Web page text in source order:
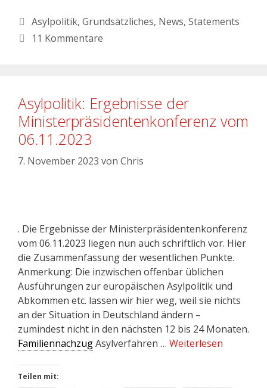
Asylpolitik, Grundsätzliches, News, Statements
11 Kommentare
Asylpolitik: Ergebnisse der
Ministerpräsidentenkonferenz vom
06.11.2023
7. November 2023 von Chris
. Die Ergebnisse der Ministerpräsidentenkonferenz
vom 06.11.2023 liegen nun auch schriftlich vor. Hier
die Zusammenfassung der wesentlichen Punkte.
Anmerkung: Die inzwischen offenbar üblichen
Ausführungen zur europäischen Asylpolitik und
Abkommen etc. lassen wir hier weg, weil sie nichts
an der Situation in Deutschland ändern –
zumindest nicht in den nächsten 12 bis 24 Monaten.
FamiliennachzugAsylverfahren … Weiterlesen
Teilen mit: